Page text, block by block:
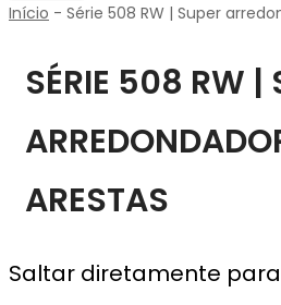
Início - Série 508 RW | Super
SÉRIE 508 RW |
ARESTAS
Saltar diretamente para